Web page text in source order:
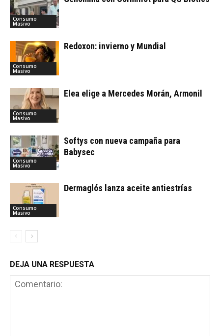
Consumo
Masivo
Consumo
Masivo
Redoxon: invierno y Mundial
Consumo
Masivo
Elea elige a Mercedes Morán, Armonil
Consumo
Masivo
Softys con nueva campaña para
Babysec
Consumo
Masivo
Dermaglós lanza aceite antiestrías
DEJA UNA RESPUESTA